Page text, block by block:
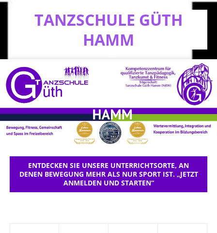
TANZSCHULE GÜTH
HAMM
ENTDECKEN SIE UNSERE UNTERRICHTSORTE, AN
DENEN BEWEGUNG MEHR ALS NUR SPORT IST. „JETZT
ANMELDEN UND STARTEN“